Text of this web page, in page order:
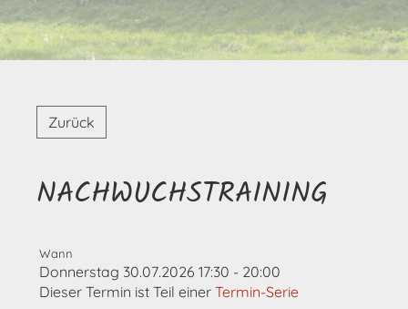
Zurück
NACHWUCHSTRAINING
Wann
Donnerstag 30.07.2026 17:30 - 20:00
Dieser Termin ist Teil einer Termin-Serie